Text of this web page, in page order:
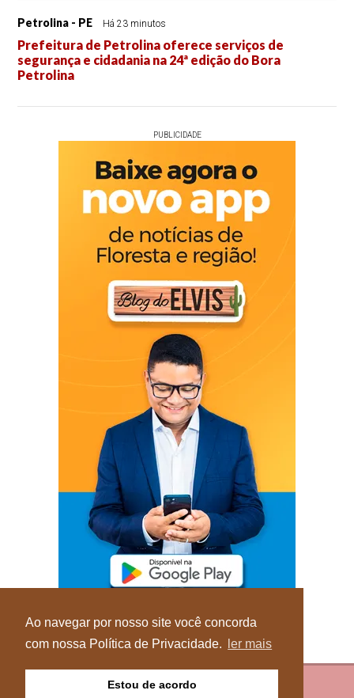
Ao navegar por nosso site você concorda
com nossa Política de Privacidade.
ler mais
Estou de acordo
Petrolina - PE Há 23 minutos
Prefeitura de Petrolina oferece serviços de
segurança e cidadania na 24ª edição do Bora
Petrolina
PUBLICIDADE